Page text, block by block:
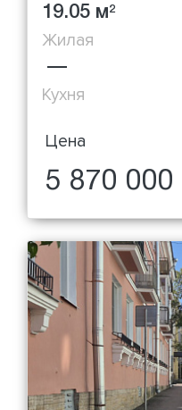
19.05 м2
Жилая
—
Кухня
Цена
5 870 000